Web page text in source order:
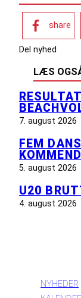
share
Del nyhed
LÆS
7. august 2026
FEM
5. august 2026
U20
4. august 2026
NYHEDER